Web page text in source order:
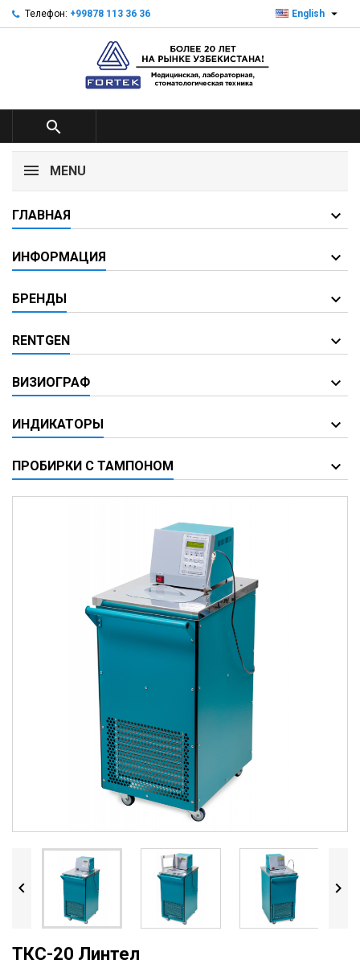
Телефон: +99878 113 36 36 English 

MENU
ГЛАВНАЯ
ИНФОРМАЦИЯ
БРЕНДЫ
RENTGEN
ВИЗИОГРАФ
ИНДИКАТОРЫ
ПРОБИРКИ С ТАМПОНОМ
 
ТКС-20 Линтел